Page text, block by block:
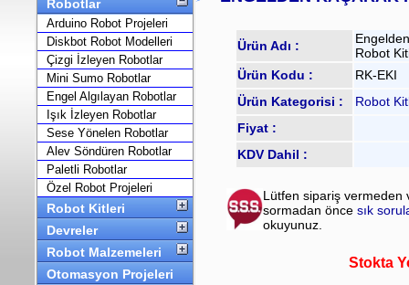
Robotlar
Arduino Robot Projeleri
Diskbot Robot Modelleri
Çizgi İzleyen Robotlar
Mini Sumo Robotlar
Engel Algılayan Robotlar
Işık İzleyen Robotlar
Sese Yönelen Robotlar
Alev Söndüren Robotlar
Paletli Robotlar
Özel Robot Projeleri
Robot Kitleri
Devreler
Robot Malzemeleri
Otomasyon Projeleri
Ürün Adı :
Robot
Ürün Kodu :
RK-EKI
Ürün Kategorisi :
Robot
Fiyat :
KDV Dahil :
Lütfen sipariş vermeden
sormadan önce sık
okuyunuz.
Stokta